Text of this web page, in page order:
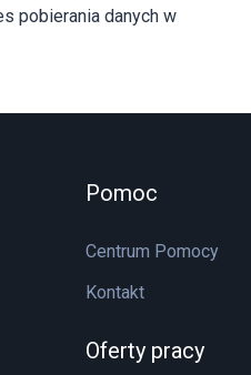
pobierania danych w
Pomoc
Centrum Pomocy
Kontakt
Oferty pracy